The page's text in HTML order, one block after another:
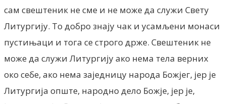
сам свештеник не сме и не може да служи Свету
Литургију. То добро знају чак и усамљени монаси
пустињаци и тога се строго држе. Свештеник не
може да служи Литургију ако нема тела верних
око себе, ако нема заједницу народа Божјег, јер je
Литургија опште, народно дело Божје, јер je,